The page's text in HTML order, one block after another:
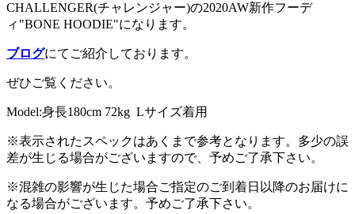
CHALLENGER(チャレンジャー)の2020AW新作フーデ
ィ"BONE HOODIE"になります。
ブログにてご紹介しております。
ぜひご覧ください。
Model:身長180cm 72kg Lサイズ着用
※表示されたスペックはあくまで参考となります。多少の誤
差が生じる場合がございますので、予めご了承下さい。
※混雑の影響が生じた場合ご指定のご到着日以降のお届けに
なる場合がございます。予めご了承下さい。